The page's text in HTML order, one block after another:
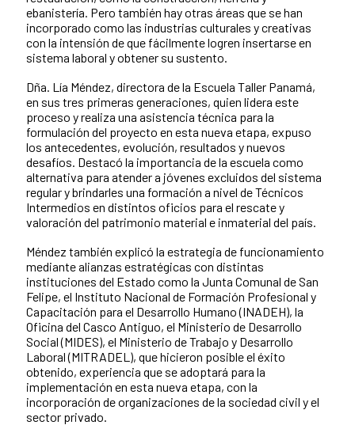
ebanistería. Pero también hay otras áreas que se han
incorporado como las industrias culturales y creativas
con la intensión de que fácilmente logren insertarse en
sistema laboral y obtener su sustento.
Dña. Lía Méndez, directora de la Escuela Taller Panamá,
en sus tres primeras generaciones, quien lidera este
proceso y realiza una asistencia técnica para la
formulación del proyecto en esta nueva etapa, expuso
los antecedentes, evolución, resultados y nuevos
desafíos. Destacó la importancia de la escuela como
alternativa para atender a jóvenes excluidos del sistema
regular y brindarles una formación a nivel de Técnicos
Intermedios en distintos oficios para el rescate y
valoración del patrimonio material e inmaterial del país.
Méndez también explicó la estrategia de funcionamiento
mediante alianzas estratégicas con distintas
instituciones del Estado como la Junta Comunal de San
Felipe, el Instituto Nacional de Formación Profesional y
Capacitación para el Desarrollo Humano (INADEH), la
Oficina del Casco Antiguo, el Ministerio de Desarrollo
Social (MIDES), el Ministerio de Trabajo y Desarrollo
Laboral (MITRADEL), que hicieron posible el éxito
obtenido, experiencia que se adoptará para la
implementación en esta nueva etapa, con la
incorporación de organizaciones de la sociedad civil y el
sector privado.